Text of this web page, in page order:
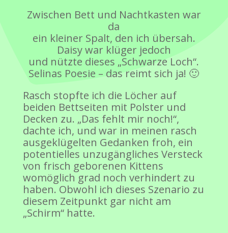
Zwischen Bett und Nachtkasten war
da
ein kleiner Spalt, den ich übersah.
Daisy war klüger jedoch
und nützte dieses „Schwarze Loch“.
Selinas Poesie – das reimt sich ja! 🙂
Rasch stopfte ich die Löcher auf
beiden Bettseiten mit Polster und
Decken zu. „Das fehlt mir noch!“,
dachte ich, und war in meinen rasch
ausgeklügelten Gedanken froh, ein
potentielles unzugängliches Versteck
von frisch geborenen Kittens
womöglich grad noch verhindert zu
haben. Obwohl ich dieses Szenario zu
diesem Zeitpunkt gar nicht am
„Schirm“ hatte.